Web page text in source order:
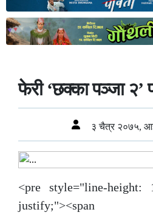
फेरी ‘छक्का पञ्जा २’
३ चैत्र २०७५,
<pre style="line-height:
justify;"><span